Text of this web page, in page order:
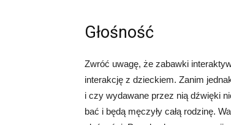
Głośność
Zwróć uwagę, że zabawki
interakcję z dzieckiem. Zanim
i czy wydawane przez nią dźwięki
bać i będą męczyły całą rodzinę.